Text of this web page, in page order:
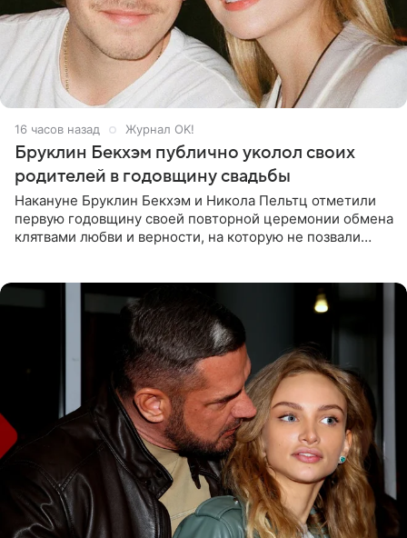
16 часов назад Журнал OK!
Бруклин Бекхэм публично уколол своих
родителей в годовщину свадьбы
Накануне Бруклин Бекхэм и Никола Пельтц отметили
первую годовщину своей повторной церемонии обмена
клятвами любви и верности, на которую не позвали